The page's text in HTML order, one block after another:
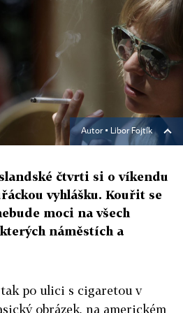
Autor ▪ Libor Fojtík
čtvrti si o víkendu
vyhlášku. Kouřit se
moci na všech
náměstích a
po ulici s cigaretou v
obrázek, na americkém